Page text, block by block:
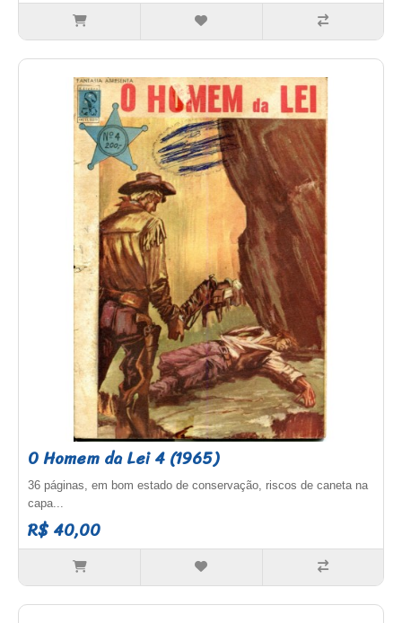
O Homem da Lei 4 (1965)
36 páginas, em bom estado de conservação, riscos de caneta na
capa...
R$ 40,00